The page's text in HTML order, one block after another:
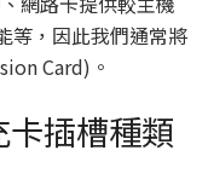
等，因此我們通常將
Card)。
插槽種類